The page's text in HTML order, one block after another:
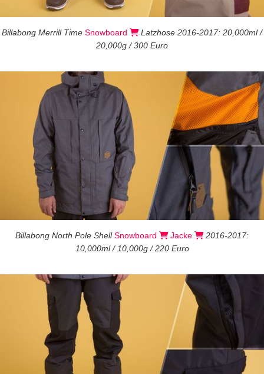
Billabong Merrill Time Snowboard
Latzhose 2016-2017: 20,000ml /
20,000g / 300 Euro
Billabong North Pole Shell Snowboard Jacke
2016-2017:
10,000ml / 10,000g / 220 Euro